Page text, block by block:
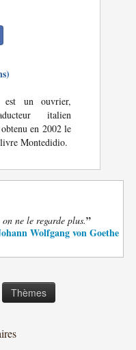
un ouvrier,
italien
en 2002 le
Montedidio.
ne le regarde plus.”
Wolfgang von Goethe
Thèmes